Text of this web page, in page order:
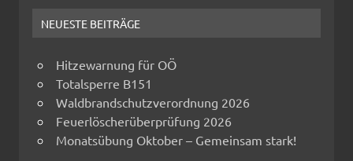
NEUESTE BEITRÄGE
Hitzewarnung für OÖ
Totalsperre B151
Waldbrandschutzverordnung 2026
Feuerlöscherüberprüfung 2026
Monatsübung Oktober – Gemeinsam stark!